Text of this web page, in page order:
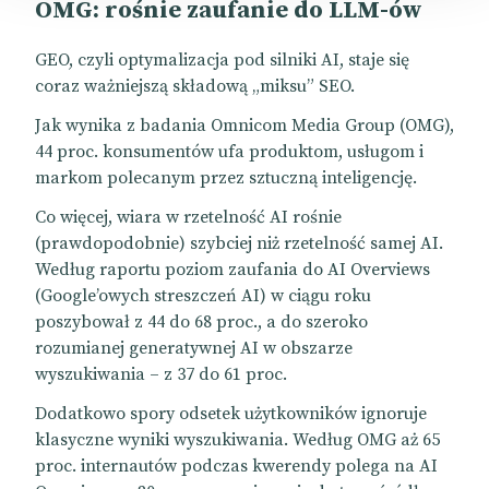
OMG: rośnie zaufanie do LLM-ów
GEO, czyli optymalizacja pod silniki AI, staje się
coraz ważniejszą składową „miksu” SEO.
Jak wynika z badania Omnicom Media Group (OMG),
44 proc. konsumentów ufa produktom, usługom i
markom polecanym przez sztuczną inteligencję.
Co więcej, wiara w rzetelność AI rośnie
(prawdopodobnie) szybciej niż rzetelność samej AI.
Według raportu poziom zaufania do AI Overviews
(Google’owych streszczeń AI) w ciągu roku
poszybował z 44 do 68 proc., a do szeroko
rozumianej generatywnej AI w obszarze
wyszukiwania – z 37 do 61 proc.
Dodatkowo spory odsetek użytkowników ignoruje
klasyczne wyniki wyszukiwania. Według OMG aż 65
proc. internautów podczas kwerendy polega na AI